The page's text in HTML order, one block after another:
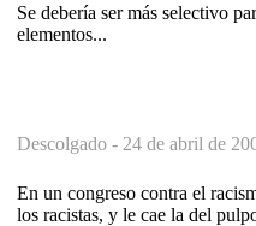
Se debería ser más selectivo
elementos...
Descolgado - 24 de abril de
En un congreso contra el
los racistas, y le cae la del